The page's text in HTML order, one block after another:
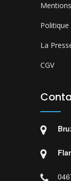
Politique
La
CGV